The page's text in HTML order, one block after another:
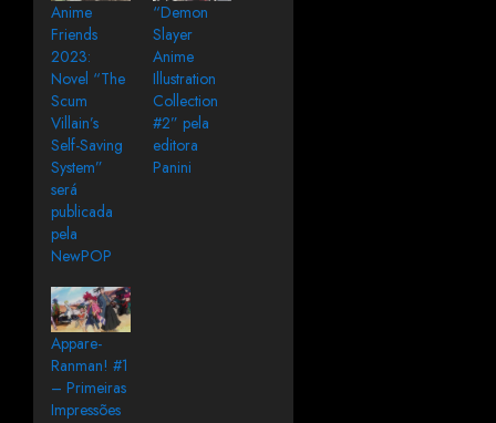
Anime
Friends
2023:
Novel “The
Scum
Villain’s
Self-Saving
System”
será
publicada
pela
NewPOP
“Demon
Slayer
Anime
Illustration
Collection
#2” pela
editora
Panini
Appare-
Ranman! #1
– Primeiras
Impressões